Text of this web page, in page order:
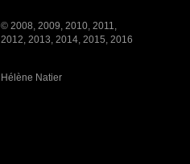
© 2008, 2009, 2010, 2011,
2012, 2013, 2014, 2015, 2016
Hélène Natier